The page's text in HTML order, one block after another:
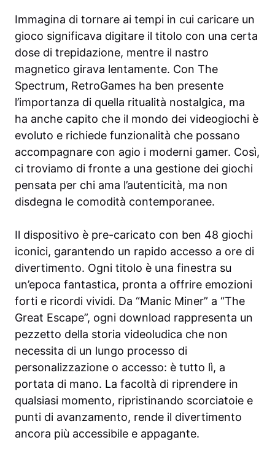
Immagina di tornare ai tempi in cui caricare un
gioco significava digitare il titolo con una certa
dose di trepidazione, mentre il nastro
magnetico girava lentamente. Con The
Spectrum, RetroGames ha ben presente
l’importanza di quella ritualità nostalgica, ma
ha anche capito che il mondo dei videogiochi è
evoluto e richiede funzionalità che possano
accompagnare con agio i moderni gamer. Così,
ci troviamo di fronte a una gestione dei giochi
pensata per chi ama l’autenticità, ma non
disdegna le comodità contemporanee.
Il dispositivo è pre-caricato con ben 48 giochi
iconici, garantendo un rapido accesso a ore di
divertimento. Ogni titolo è una finestra su
un’epoca fantastica, pronta a offrire emozioni
forti e ricordi vividi. Da “Manic Miner” a “The
Great Escape”, ogni download rappresenta un
pezzetto della storia videoludica che non
necessita di un lungo processo di
personalizzazione o accesso: è tutto lì, a
portata di mano. La facoltà di riprendere in
qualsiasi momento, ripristinando scorciatoie e
punti di avanzamento, rende il divertimento
ancora più accessibile e appagante.